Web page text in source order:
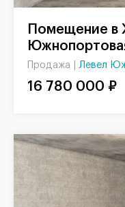
Продажа | Левел
16 780 000 ₽